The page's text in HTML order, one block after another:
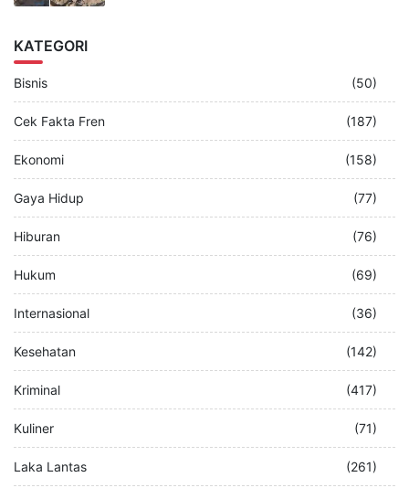
KATEGORI
Bisnis (50)
Cek Fakta Fren (187)
Ekonomi (158)
Gaya Hidup (77)
Hiburan (76)
Hukum (69)
Internasional (36)
Kesehatan (142)
Kriminal (417)
Kuliner (71)
Laka Lantas (261)